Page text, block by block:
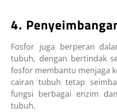
4.
Fosfor juga berperan
tubuh, dengan bertindak
fosfor membantu menjaga
cairan tubuh tetap
fungsi berbagai enzim
tubuh.